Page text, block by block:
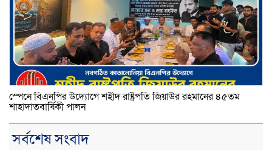
স্পেনে বিএনপির উদ্যোগে শহীদ রাষ্ট্রপতি জিয়াউর রহমানের ৪৫তম
শাহাদাতবার্ষিকী পালন
সর্বশেষ সংবাদ